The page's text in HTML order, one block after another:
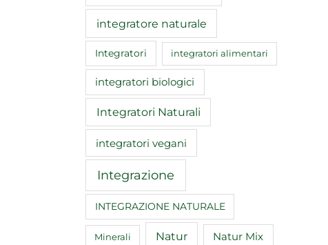
integratore naturale
Integratori integratori alimentari
integratori biologici
Integratori Naturali
integratori vegani
Integrazione
INTEGRAZIONE NATURALE
Minerali Natur Natur Mix